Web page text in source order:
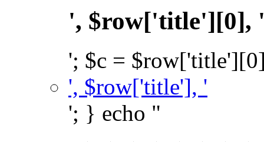
', $row['title'][0],
'; $c =
', $row['title'], '
'; } echo "